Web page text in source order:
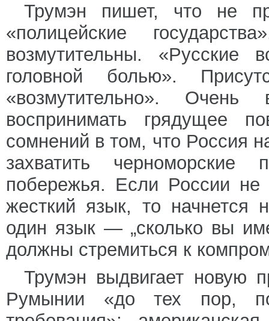
Трумэн пишет, что не
«полицейские
возмутительны.
головной болью».
«возмутительно».
воспринимать грядущее
сомнений в том, что Россия
захватить черноморские
побережья. Если России не
жесткий язык, то начнется
один язык — „сколько вы
должны стремиться к
Трумэн выдвигает новую
Румынии «до тех пор,